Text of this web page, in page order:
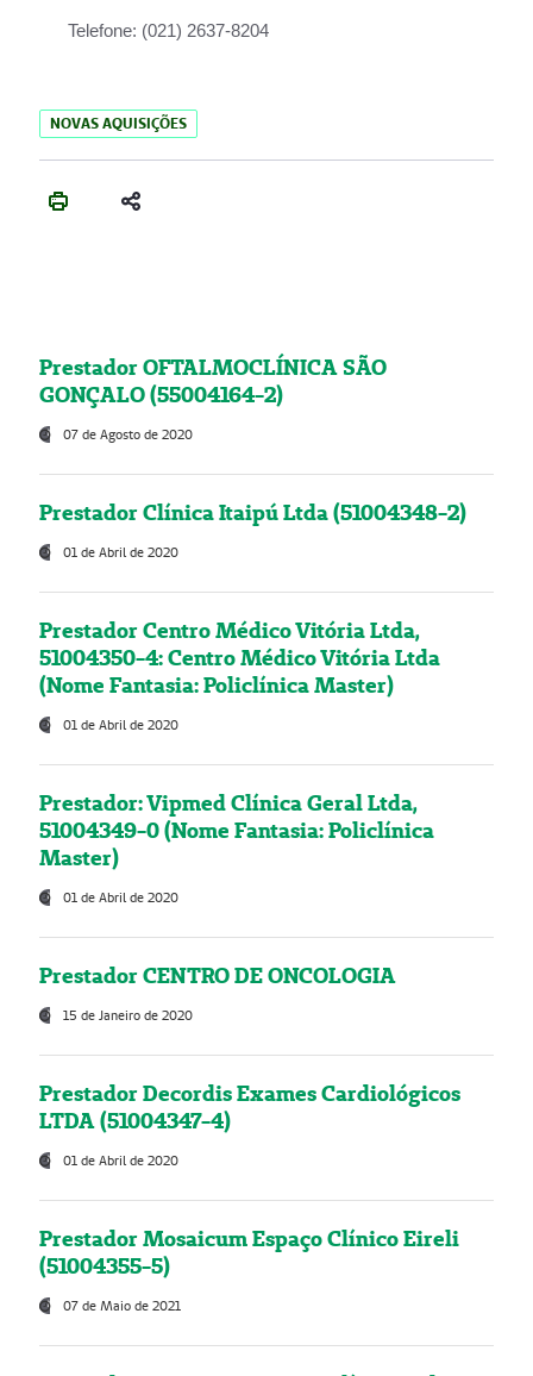
Telefone: (021) 2637-8204
NOVAS AQUISIÇÕES
Prestador OFTALMOCLÍNICA SÃO
GONÇALO (55004164-2)
07 de Agosto de 2020
Prestador Clínica Itaipú Ltda (51004348-2)
01 de Abril de 2020
Prestador Centro Médico Vitória Ltda,
51004350-4: Centro Médico Vitória Ltda
(Nome Fantasia: Policlínica Master)
01 de Abril de 2020
Prestador: Vipmed Clínica Geral Ltda,
51004349-0 (Nome Fantasia: Policlínica
Master)
01 de Abril de 2020
Prestador CENTRO DE ONCOLOGIA
15 de Janeiro de 2020
Prestador Decordis Exames Cardiológicos
LTDA (51004347-4)
01 de Abril de 2020
Prestador Mosaicum Espaço Clínico Eireli
(51004355-5)
07 de Maio de 2021